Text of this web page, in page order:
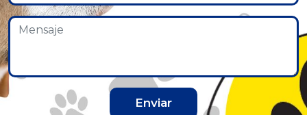
Enviar